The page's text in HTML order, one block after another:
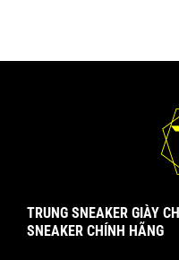
TRUNG SNEAKER GIÀY
SNEAKER CHÍNH HÃNG